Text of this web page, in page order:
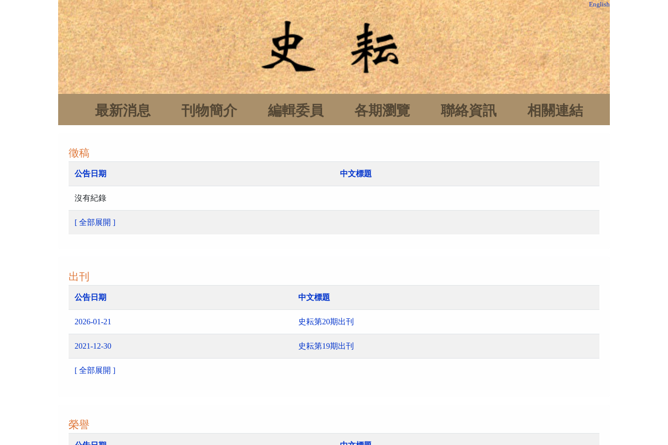
English
最新消息 刊物簡介 編輯委員 各期瀏覽 聯絡資訊 相關連結
徵稿
公告日期 中文標題
沒有紀錄
[ 全部展開 ]
出刊
公告日期 中文標題
2026-01-21 史耘第20期出刊
2021-12-30 史耘第19期出刊
[ 全部展開 ]
榮譽